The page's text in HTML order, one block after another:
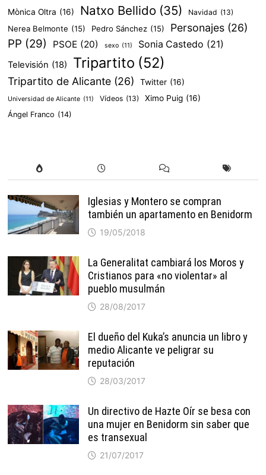
Mònica Oltra (16) Natxo Bellido (35) Navidad (13)
Nerea Belmonte (15) Pedro Sánchez (15) Personajes (26)
PP (29) PSOE (20) sexo (11) Sonia Castedo (21)
Televisión (18) Tripartito (52)
Tripartito de Alicante (26) Twitter (16)
Universidad de Alicante (11) Vídeos (13) Ximo Puig (16)
Ángel Franco (14)
Iglesias y Montero se compran
también un apartamento en Benidorm
19/05/2018
La Generalitat cambiará los Moros y
Cristianos para «no violentar» al
pueblo musulmán
28/08/2017
El dueño del Kuka’s anuncia un libro y
medio Alicante ve peligrar su
reputación
28/03/2017
Un directivo de Hazte Oír se besa con
una mujer en Benidorm sin saber que
es transexual
21/07/2017